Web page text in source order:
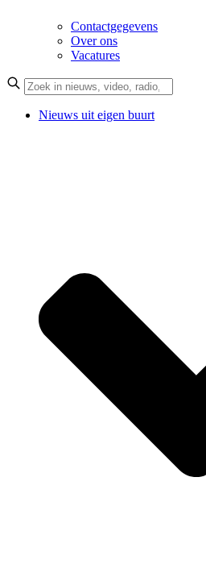
Contactgegevens
Over ons
Vacatures
Nieuws uit eigen buurt